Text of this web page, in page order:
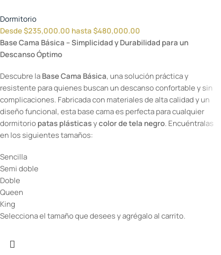
Dormitorio
Desde$235,000.00 hasta$480,000.00
Base Cama Básica – Simplicidad y Durabilidad para un
Descanso Óptimo
Descubre laBase Cama Básica, una solución práctica y
resistente para quienes buscan un descanso confortable y sin
complicaciones. Fabricada con materiales de alta calidad y un
diseño funcional, esta base cama es perfecta para cualquier
dormitoriopatas plásticasycolor de tela negro. Encuéntralas
en los siguientes tamaños:
Sencilla
Semi doble
Doble
Queen
King
Selecciona el tamaño que desees y agrégalo al carrito.